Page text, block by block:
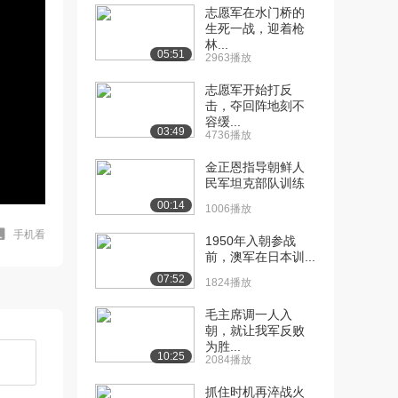
手机看
05:51
志愿军在水门桥的
生死一战，迎着枪
林...
2963播放
03:49
志愿军开始打反
击，夺回阵地刻不
容缓...
4736播放
00:14
金正恩指导朝鲜人
民军坦克部队训练
1006播放
07:52
1950年入朝参战
前，澳军在日本训...
1824播放
10:25
毛主席调一人入
朝，就让我军反败
为胜...
2084播放
抓住时机再淬战火